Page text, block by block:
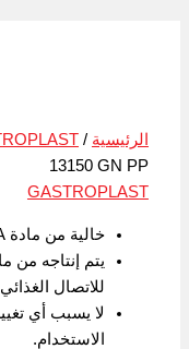
الرئيسية /
13150 GN PP
GASTROPLAST
خالية من مادة BPA
للاتصال
لا يسبب أي
الاستخدام.